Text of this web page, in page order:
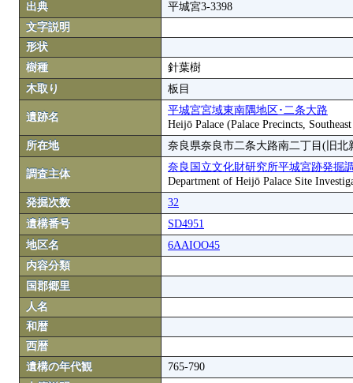
出典
平城宮3-3398
文字説明
形状
樹種
針葉樹
木取り
板目
遺跡名
平城宮宮域東南隅地区･二条大路
Heijō Palace (Palace Precincts,
所在地
奈良県奈良市二条大路南二丁目(旧北
調査主体
奈良国立文化財研究所平城宮跡発掘
Department of Heijō Palace Site
発掘次数
32
遺構番号
SD4951
地区名
6AAIOO45
内容分類
国郡郷里
人名
和暦
西暦
遺構の年代観
765-790